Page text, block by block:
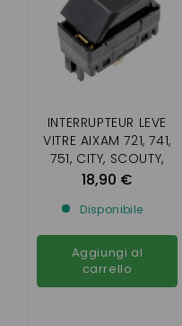
INTERRUPTEUR LEVE
VITRE AIXAM 721, 741,
751, CITY, SCOUTY,
CROSSLINE, ROADLINE
2010)
18,90 €
Disponibile
Aggiungi al
carrello